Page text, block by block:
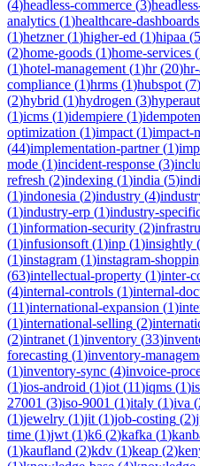
(4)headless-commerce (3)
analytics (1)healthcare-dashboards
(1)hetzner(1)higher-ed (1)hipaa (5
(2)home-goods (1)home-services (
(1)hotel-management (1)hr(20)
compliance (1)hrms (1)hubspot (7)
(2)hybrid (1)hydrogen (3)
(1)icms (1)idempiere (1)
optimization (1)impact (1)impact-
(44)implementation-partner(1)
mode (1)incident-response (3)
refresh (2)indexing (1)india (5)
(1)indonesia (2)industry (4)
(1)industry-erp (1)industry-
(1)information-security (2)
(1)infusionsoft (1)inp (1)insightly (
(1)instagram (1)instagram-
(63)intellectual-property (1)inter-
(4)internal-controls (1)internal-
(11)international-expansion (1)
(1)international-selling (2)
(2)intranet (1)inventory (33)
forecasting (1)inventory-
(1)inventory-sync (4)invoice-
(1)ios-android (1)iot (11)iqms (1)
27001 (3)iso-9001 (1)italy (1)iva (
(1)jewelry (1)jit (1)job-costing (2)
time (1)jwt (1)k6 (2)kafka (1)
(1)kaufland (2)kdv (1)keap (2)